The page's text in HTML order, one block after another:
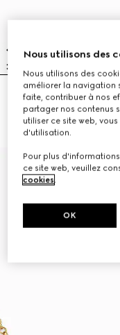
Collier à motif Mors
€ 1.600
Nous utilisons des
Nous utilisons des
améliorer la navigation
faite, contribuer à nos
partager nos contenus
utiliser ce site web,
d'utilisation.
Pour plus
ce site web, veuillez
cookies.
OK